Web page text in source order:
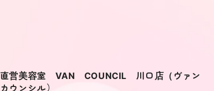
直営美容室 VAN COUNCIL 川口店（ヴァン
カウンシル）